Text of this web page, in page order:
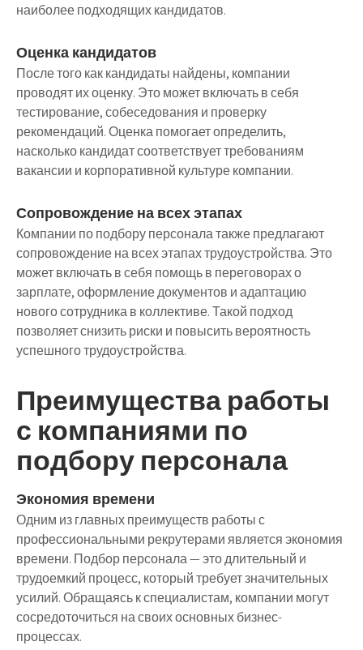
наиболее подходящих кандидатов.
Оценка кандидатов
После того как кандидаты найдены, компании
проводят их оценку. Это может включать в себя
тестирование, собеседования и проверку
рекомендаций. Оценка помогает определить,
насколько кандидат соответствует требованиям
вакансии и корпоративной культуре компании.
Сопровождение на всех этапах
Компании по подбору персонала также предлагают
сопровождение на всех этапах трудоустройства. Это
может включать в себя помощь в переговорах о
зарплате, оформление документов и адаптацию
нового сотрудника в коллективе. Такой подход
позволяет снизить риски и повысить вероятность
успешного трудоустройства.
Преимущества работы
с компаниями по
подбору персонала
Экономия времени
Одним из главных преимуществ работы с
профессиональными рекрутерами является экономия
времени. Подбор персонала — это длительный и
трудоемкий процесс, который требует значительных
усилий. Обращаясь к специалистам, компании могут
сосредоточиться на своих основных бизнес-
процессах.